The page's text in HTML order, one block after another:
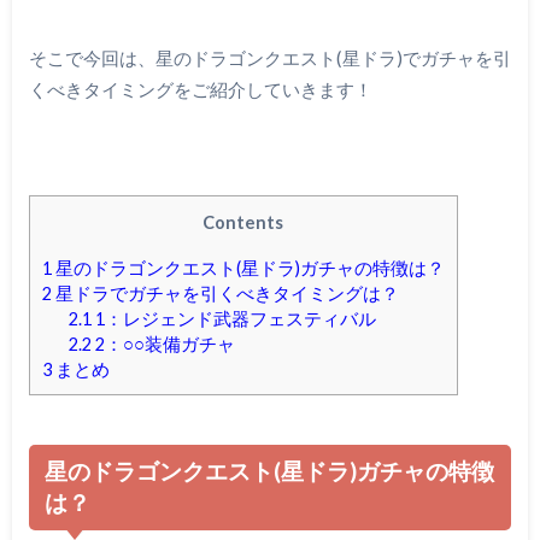
そこで今回は、星のドラゴンクエスト(星ドラ)でガチャを引
くべきタイミングをご紹介していきます！
Contents
1 星のドラゴンクエスト(星ドラ)ガチャの特徴は？
2 星ドラでガチャを引くべきタイミングは？
2.1 1：レジェンド武器フェスティバル
2.2 2：○○装備ガチャ
3まとめ
星のドラゴンクエスト(星ドラ)ガチャの特徴
は？